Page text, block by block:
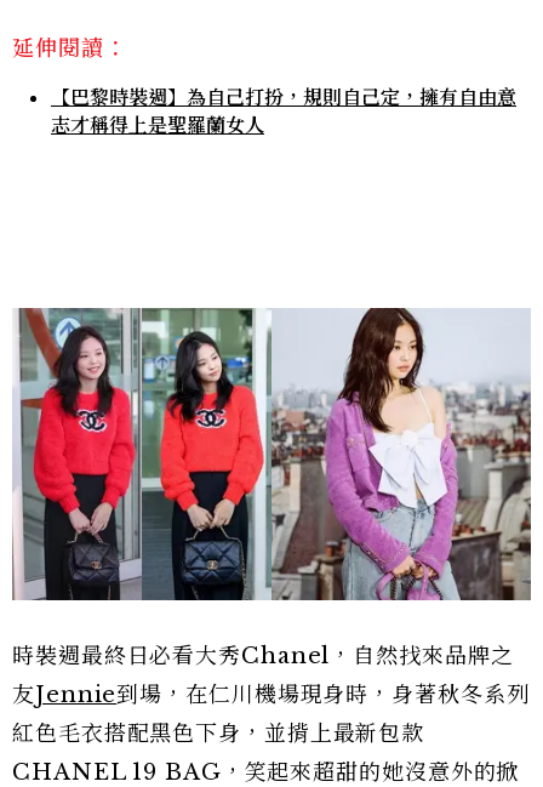
延伸閱讀：
【巴黎時裝週】為自己打扮，規則自己定，擁有自由意
志才稱得上是聖羅蘭女人
時裝週最終日必看大秀Chanel，自然找來品牌之
友Jennie到場，在仁川機場現身時，身著秋冬系列
紅色毛衣搭配黑色下身，並揹上最新包款
CHANEL 19 BAG，笑起來超甜的她沒意外的掀